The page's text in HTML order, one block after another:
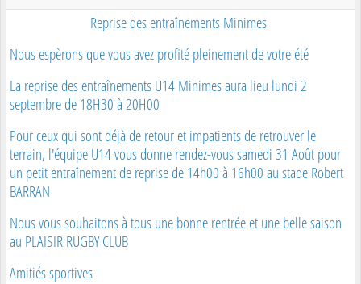
Reprise des entraînements Minimes
Nous espèrons que vous avez profité pleinement de votre été
La reprise des entraînements U14 Minimes aura lieu lundi 2
septembre de 18H30 à 20H00
Pour ceux qui sont déjà de retour et impatients de retrouver le
terrain, l'équipe U14 vous donne rendez-vous samedi 31 Août pour
un petit entraînement de reprise de 14h00 à 16h00 au stade Robert
BARRAN
Nous vous souhaitons à tous une bonne rentrée et une belle saison
au PLAISIR RUGBY CLUB
Amitiés sportives